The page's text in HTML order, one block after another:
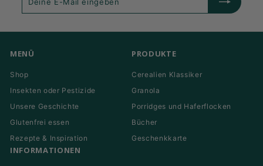
eingeben
MENÜ
Shop
Insekten oder Pestizide
Unsere Geschichte
Glutenfrei essen
Rezepte & Inspiration
PRODUKTE
Cerealien Klassiker
Granola
Porridges und Haferflocken
Bücher
Geschenkkarte
INFORMATIONEN